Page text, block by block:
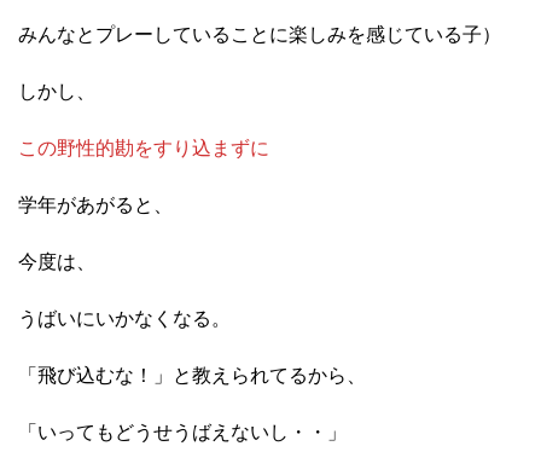
みんなとプレーしていることに楽しみを感じている子）
しかし、
この野性的勘をすり込まずに
学年があがると、
今度は、
うばいにいかなくなる。
「飛び込むな！」と教えられてるから、
「いってもどうせうばえないし・・」